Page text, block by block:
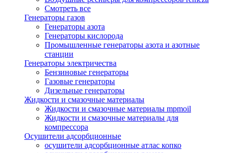
Смотреть все
Генераторы газов
Генераторы азота
Генераторы кислорода
Промышленные генераторы азота и азотные
станции
Генераторы электричества
Бензиновые генераторы
Газовые генераторы
Дизельные генераторы
Жидкости и смазочные материалы
Жидкости и смазочные материалы mpmoil
Жидкости и смазочные материалы для
компрессора
Осушители адсорбционные
осушители адсорбционные атлас копко